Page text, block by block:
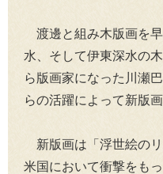
渡邊と組み木版画を
水、そして伊東深水の
ら版画家になった川瀬
らの活躍によって新版
新版画は「浮世絵の
米国において衝撃をも